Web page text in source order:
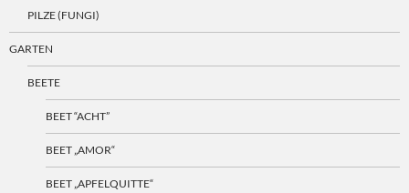
PILZE (FUNGI)
GARTEN
BEETE
BEET “ACHT”
BEET „AMOR“
BEET „APFELQUITTE“